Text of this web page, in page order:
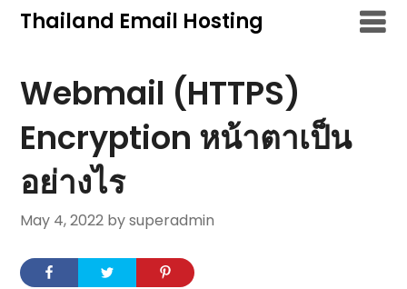
SkipThailand Email Hosting
Webmail (HTTPS)
Encryption หน้าตาเป็น
อย่างไร
May 4, 2022 by superadmin